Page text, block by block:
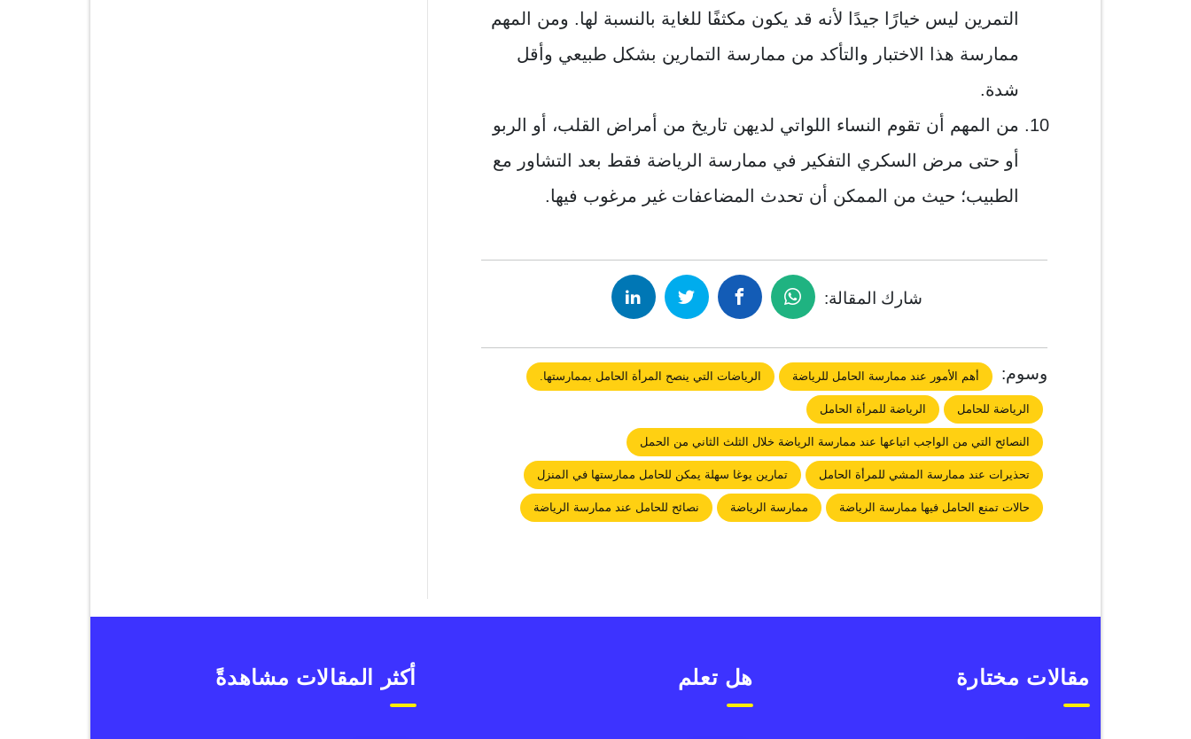
التمرين ليس خيارًا جيدًا لأنه قد يكون مكثفًا للغاية بالنسبة لها. ومن المهم
ممارسة هذا الاختبار والتأكد من ممارسة التمارين بشكل طبيعي وأقل
شدة.
من المهم أن تقوم النساء اللواتي لديهن تاريخ من أمراض القلب، أو الربو
أو حتى مرض السكري التفكير في ممارسة الرياضة فقط بعد التشاور مع
الطبيب؛ حيث من الممكن أن تحدث المضاعفات غير مرغوب فيها.
شارك المقالة:
وسوم: أهم الأمور عند ممارسة الحامل للرياضة الرياضات التي ينصح المرأة الحامل بممارستها.
الرياضة للحامل الرياضة للمرأة الحامل
النصائح التي من الواجب اتباعها عند ممارسة الرياضة خلال الثلث الثاني من الحمل
تحذيرات عند ممارسة المشي للمرأة الحامل تمارين يوغا سهلة يمكن للحامل ممارستها في المنزل
حالات تمنع الحامل فيها ممارسة الرياضة ممارسة الرياضة نصائح للحامل عند ممارسة الرياضة
مقالات مختارة هل تعلم أكثر المقالات مشاهدةً